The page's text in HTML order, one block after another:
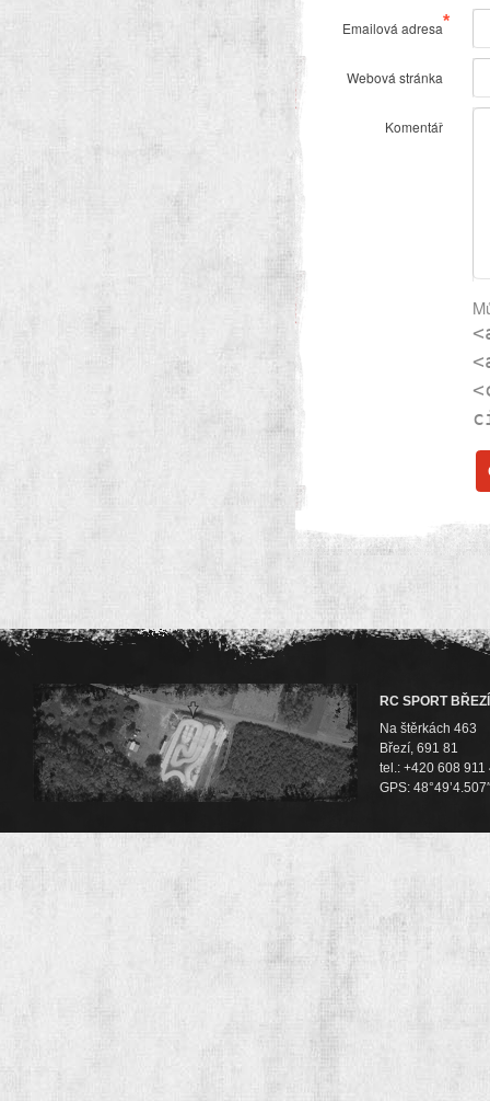
Emailová adresa*
Webová stránka
Komentář
RC SPORT BŘEZÍ
Na štěrkách 463
Březí, 691 81
tel.: +420 608 911
GPS: